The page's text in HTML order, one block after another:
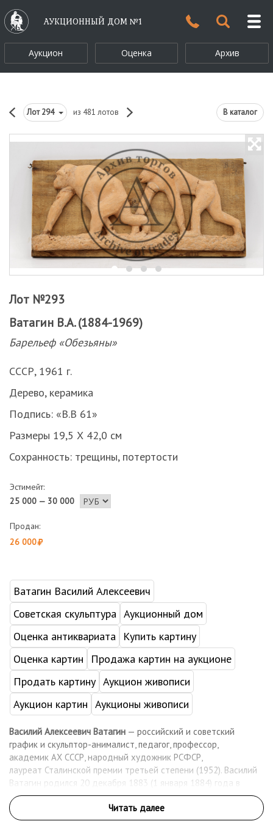
АУКЦИОННЫЙ ДОМ №1
Аукцион Оценка Архив
Лот294 из 481 лотов В каталог
Лот №293
Ватагин В.А. (1884-1969)
Барельеф «Обезьяны»
СССР, 1961 г.
Дерево, керамика
Подпись: «В.В 61»
Размеры 19,5 Х 42,0 см
Сохранность: трещины, потертости
Эстимейт:
25 000 — 30 000
Продан:
26 000
Ватагин Василий Алексеевич
Советская скульптура Аукционный дом
Оценка антиквариата
Купить картину
Оценка картин
Продажа картин на аукционе
Продать картину Аукцион живописи
Аукцион картин Аукционы живописи
Василий Алексеевич Ватагин — российский и советский
график и скульптор-анималист, педагог, профессор,
академик АХ СССР, народный художник РСФСР,
лауреат Сталинской премии третьей степени (1952). Василий
Ватагин родился 20 декабря 1883 (1 января 1884) года в
Москве, в семье преподавателя гимназии. Художественное
образование начал получать в студии Н. А. Мартынова, затем,